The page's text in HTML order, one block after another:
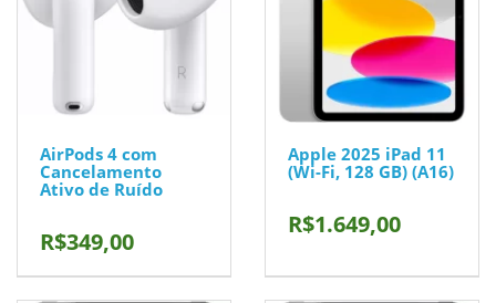
AirPods 4 com
Cancelamento
Ativo de Ruído
R$349,00
Apple 2025 iPad 11
(Wi-Fi, 128 GB) (A16)
R$1.649,00